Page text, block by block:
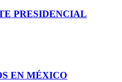
PRESIDENCIAL
EN MÉXICO